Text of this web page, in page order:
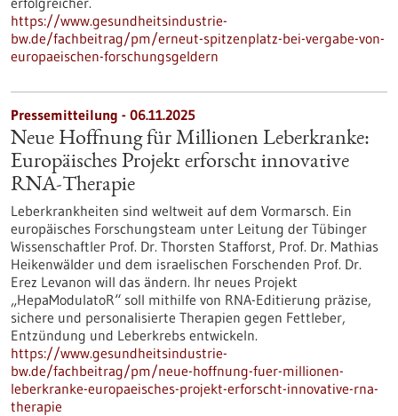
https://www.gesundheitsindustrie-
bw.de/fachbeitrag/pm/erneut-spitzenplatz-bei-vergabe-von-
europaeischen-forschungsgeldern
Pressemitteilung - 06.11.2025
Neue Hoffnung für Millionen Leberkranke:
Europäisches Projekt erforscht innovative
RNA-Therapie
Leberkrankheiten sind weltweit auf dem Vormarsch. Ein
europäisches Forschungsteam unter Leitung der Tübinger
Wissenschaftler Prof. Dr. Thorsten Stafforst, Prof. Dr. Mathias
Heikenwälder und dem israelischen Forschenden Prof. Dr.
Erez Levanon will das ändern. Ihr neues Projekt
„HepaModulatoR“ soll mithilfe von RNA-Editierung präzise,
sichere und personalisierte Therapien gegen Fettleber,
Entzündung und Leberkrebs entwickeln.
https://www.gesundheitsindustrie-
bw.de/fachbeitrag/pm/neue-hoffnung-fuer-millionen-
leberkranke-europaeisches-projekt-erforscht-innovative-rna-
therapie